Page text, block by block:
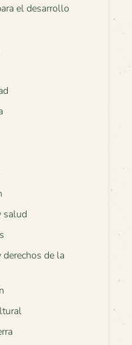
el desarrollo
salud
derechos de la